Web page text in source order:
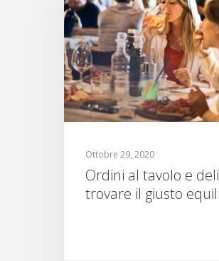
Ottobre 29, 2020
Ordini al tavolo e
trovare il giusto